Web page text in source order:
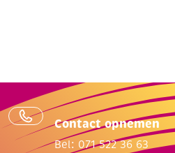
Contact opnemen
Bel: 071 522 36 63